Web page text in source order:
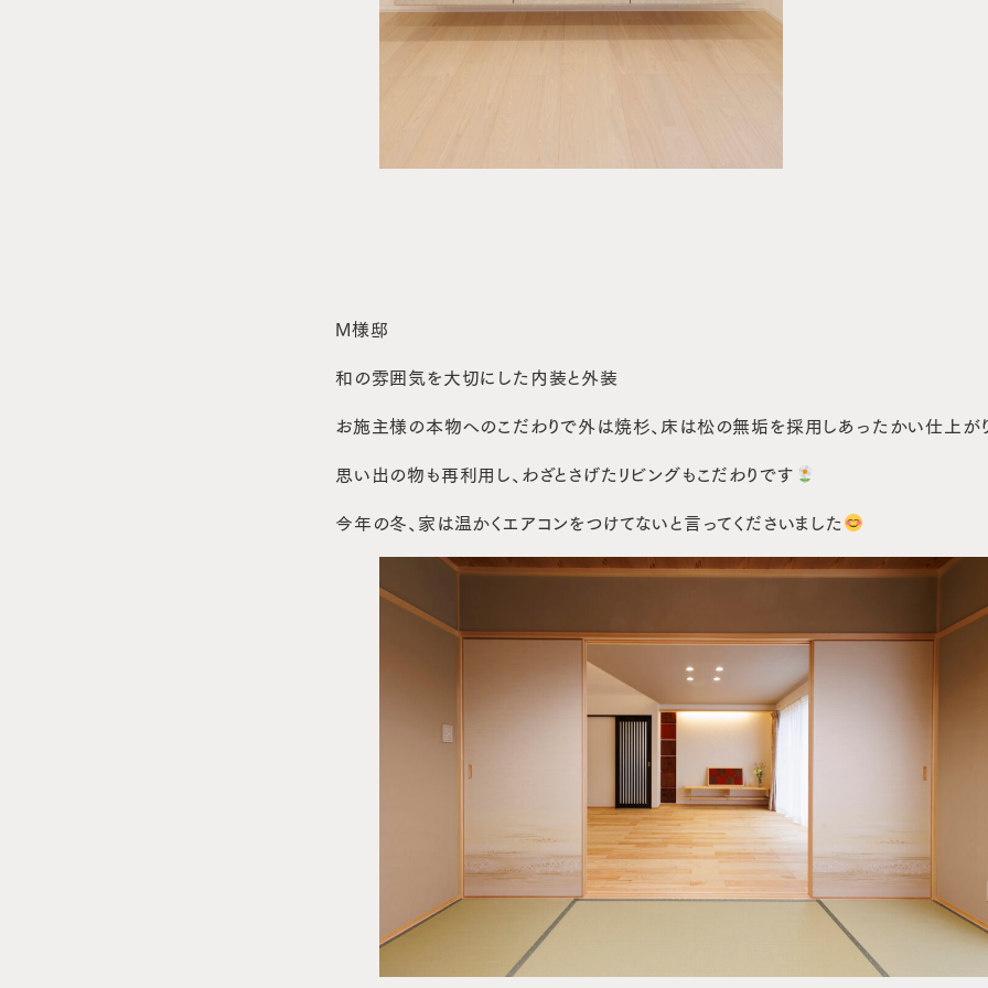
M様邸
和の雰囲気を大切にした内装と外装
お施主様の本物へのこだわりで外は焼杉、床は松の無垢を採用しあったかい仕上が
思い出の物も再利用し、わざとさげたリビングもこだわりです
今年の冬、家は温かくエアコンをつけてないと言ってくださいました